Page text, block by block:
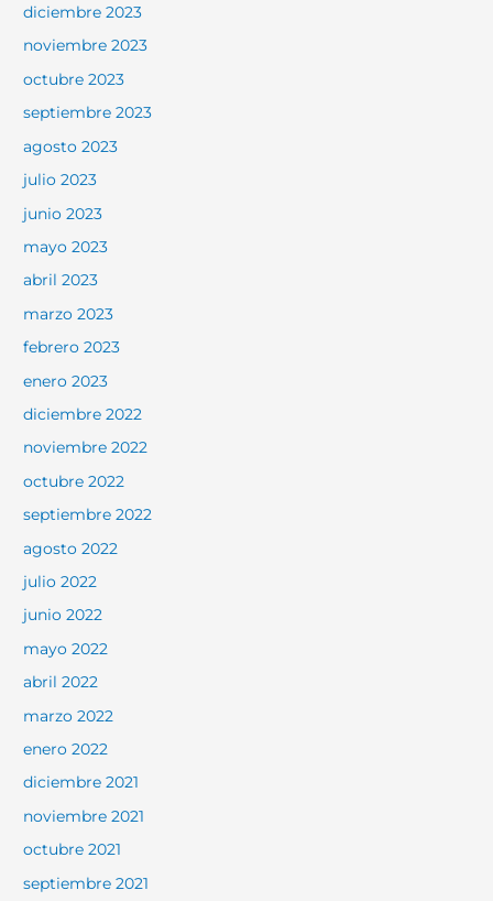
diciembre 2023
noviembre 2023
octubre 2023
septiembre 2023
agosto 2023
julio 2023
junio 2023
mayo 2023
abril 2023
marzo 2023
febrero 2023
enero 2023
diciembre 2022
noviembre 2022
octubre 2022
septiembre 2022
agosto 2022
julio 2022
junio 2022
mayo 2022
abril 2022
marzo 2022
enero 2022
diciembre 2021
noviembre 2021
octubre 2021
septiembre 2021